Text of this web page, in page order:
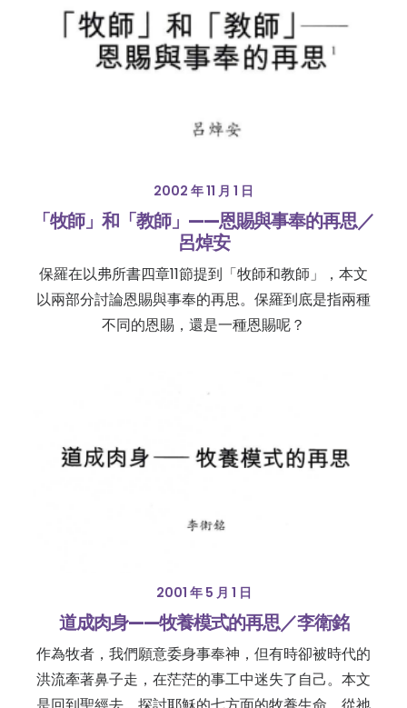
2002 年 11 月 1 日
「牧師」和「教師」——恩賜與事奉的再思／
呂焯安
保羅在以弗所書四章11節提到「牧師和教師」，本文
以兩部分討論恩賜與事奉的再思。保羅到底是指兩種
不同的恩賜，還是一種恩賜呢？
2001 年 5 月 1 日
道成肉身——牧養模式的再思／李衛銘
作為牧者，我們願意委身事奉神，但有時卻被時代的
洪流牽著鼻子走，在茫茫的事工中迷失了自己。本文